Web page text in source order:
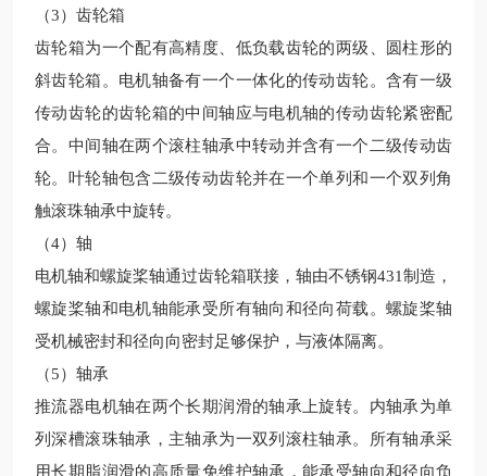
（3）齿轮箱
齿轮箱为一个配有高精度、低负载齿轮的两级、圆柱形的
斜齿轮箱。电机轴备有一个一体化的传动齿轮。含有一级
传动齿轮的齿轮箱的中间轴应与电机轴的传动齿轮紧密配
合。中间轴在两个滚柱轴承中转动并含有一个二级传动齿
轮。叶轮轴包含二级传动齿轮并在一个单列和一个双列角
触滚珠轴承中旋转。
（4）轴
电机轴和螺旋桨轴通过齿轮箱联接，轴由不锈钢431制造，
螺旋桨轴和电机轴能承受所有轴向和径向荷载。螺旋桨轴
受机械密封和径向向密封足够保护，与液体隔离。
（5）轴承
推流器电机轴在两个长期润滑的轴承上旋转。内轴承为单
列深槽滚珠轴承，主轴承为一双列滚柱轴承。所有轴承采
用长期脂润滑的高质量免维护轴承，能承受轴向和径向负